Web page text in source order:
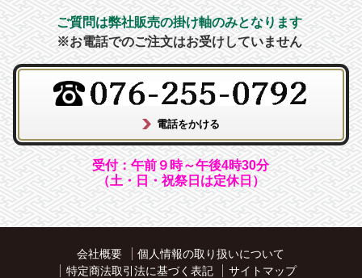
ご質問は弊社販売の掛け軸のみとなります
※お電話でのご注文はお受けしていません
受付：午前９時～午後4時30分
（土・日・祝祭日は定休日）
会社概要
個人情報の取り扱いについて
特定商法取引法に基づく表記
サイトマップ